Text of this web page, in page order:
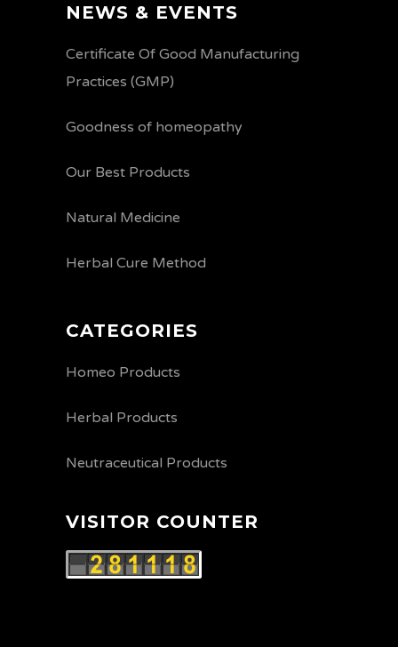
NEWS & EVENTS
Certificate Of Good Manufacturing
Practices (GMP)
Goodness of homeopathy
Our Best Products
Natural Medicine
Herbal Cure Method
CATEGORIES
Homeo Products
Herbal Products
Neutraceutical Products
VISITOR COUNTER